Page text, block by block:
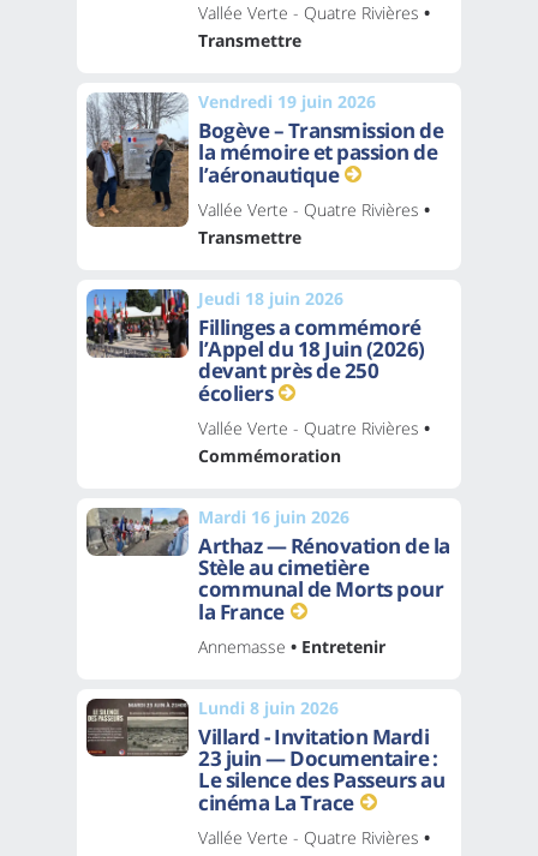
Vallée Verte - Quatre Rivières •
Transmettre
Vendredi 19 juin 2026
Bogève – Transmission de
la mémoire et passion de
l’aéronautique
Vallée Verte - Quatre Rivières •
Transmettre
Jeudi 18 juin 2026
Fillinges a commémoré
l’Appel du 18 Juin (2026)
devant près de 250
écoliers
Vallée Verte - Quatre Rivières •
Commémoration
Mardi 16 juin 2026
Arthaz — Rénovation de la
Stèle au cimetière
communal de Morts pour
la France
Annemasse • Entretenir
Lundi 8 juin 2026
Villard - Invitation Mardi
23 juin — Documentaire :
Le silence des Passeurs au
cinéma La Trace
Vallée Verte - Quatre Rivières •